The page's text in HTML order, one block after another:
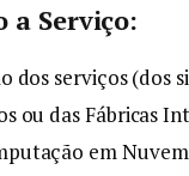
a Serviço:
dos serviços (dos
ou das Fábricas
em